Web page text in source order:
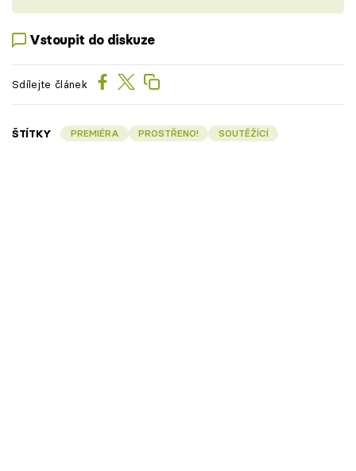
Vstoupit do diskuze
Sdílejte článek
ŠTÍTKY PREMIÉRA PROSTŘENO! SOUTĚŽÍCÍ